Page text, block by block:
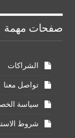
صفحات مهمة
الشراكات
تواصل معنا
سياسة
شروط